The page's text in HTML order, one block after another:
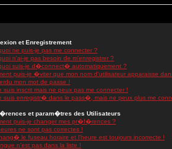
et Enregistrement
ne puis-je pas me connecter ?
n'ai-je pas besoin de m'enregistrer ?
suis-je d�connect� automatiquement ?
puis-je �viter que mon nom d'utilisateur apparaisse
mon mot de passe !
suis inscrit mais ne peux pas me connecter !
suis enregistr� dans le pass�, mais ne peux plus me
et param�tres des Utilisateurs
puis-je changer mes pr�f�rences ?
ne sont pas correctes !
le fuseau horaire et l'heure est toujours incorrecte !
n'est pas dans la liste !